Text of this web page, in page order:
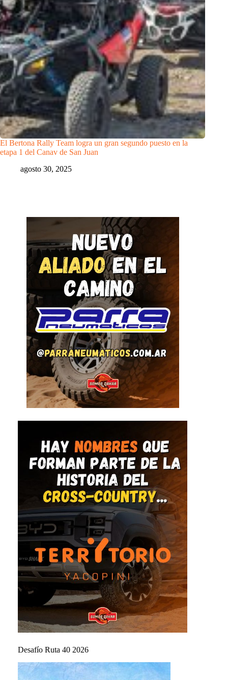
El Bertona Rally Team logra un gran segundo puesto en la
etapa 1 del Canav de San Juan
agosto 30, 2025
Desafío Ruta 40 2026